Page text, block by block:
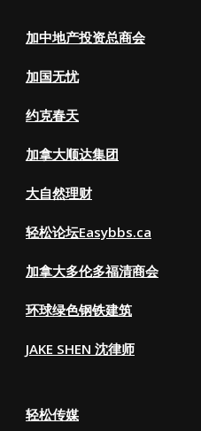
加中地产投资总商会
加国无忧
约克春天
加拿大顺达集团
大自然理财
轻松论坛Easybbs.ca
加拿大多伦多福清商会
环球绿色钢铁建筑
JAKE SHEN 沈律师
轻松传媒